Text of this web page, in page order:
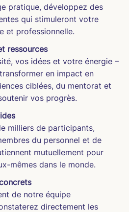
pratique, développez des
qui stimuleront votre
et professionnelle.
ressources
vos idées et votre énergie –
en impact en
ciblées, du mentorat et
vos progrès.
milliers de participants,
du personnel et de
mutuellement pour
mêmes dans le monde.
de notre équipe
directement les